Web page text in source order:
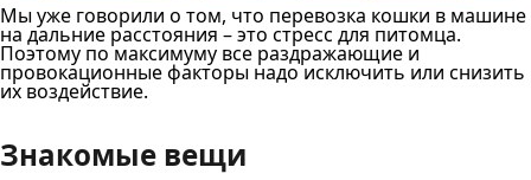
Мы уже говорили о том, что перевозка кошки в машине
на дальние расстояния – это стресс для питомца.
Поэтому по максимуму все раздражающие и
провокационные факторы надо исключить или снизить
их воздействие.
Знакомые вещи